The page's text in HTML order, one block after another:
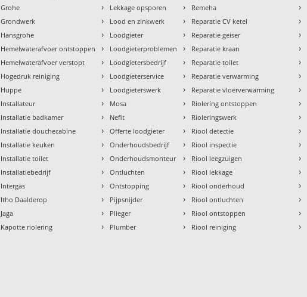
Grohe
Grondwerk
Hansgrohe
Hemelwaterafvoer ontstoppen
Hemelwaterafvoer verstopt
Hogedruk reiniging
Huppe
Installateur
Installatie badkamer
Installatie douchecabine
Installatie keuken
Installatie toilet
Installatiebedrijf
Intergas
Itho Daalderop
Jaga
Kapotte riolering
› Lekkage opsporen
› Lood en zinkwerk
› Loodgieter
› Loodgieterproblemen
› Loodgietersbedrijf
› Loodgieterservice
› Loodgieterswerk
› Mosa
› Nefit
› Offerte loodgieter
› Onderhoudsbedrijf
› Onderhoudsmonteur
› Ontluchten
› Ontstopping
› Pijpsnijder
› Plieger
› Plumber
› Remeha
› Reparatie CV ketel
› Reparatie geiser
› Reparatie kraan
› Reparatie toilet
› Reparatie verwarming
› Reparatie vloerverwarming
› Riolering ontstoppen
› Rioleringswerk
› Riool detectie
› Riool inspectie
› Riool leegzuigen
› Riool lekkage
› Riool onderhoud
› Riool ontluchten
› Riool ontstoppen
› Riool reiniging
›
›
›
›
›
›
›
›
›
›
›
›
›
›
›
›
›